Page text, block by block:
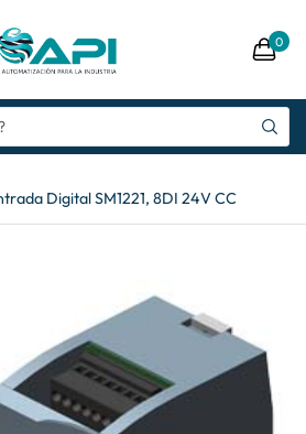
0
Digital SM1221, 8DI 24V CC